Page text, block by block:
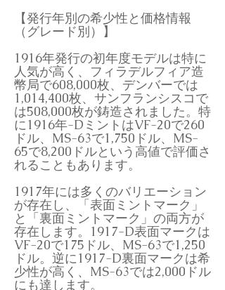
【発行年別の希少性と価格情報
（グレード別）】
1916年発行の初年度モデルは特に
人気が高く、フィラデルフィア造
幣局で608,000枚、デンバーでは
1,014,400枚、サンフランシスコで
は508,000枚が鋳造されました。特
に1916年-DミントはVF-20で260
ドル、MS-63で1,750ドル、MS-
65で8,200ドルという高値で評価さ
れることもあります。
1917年には多くのバリエーション
が存在し、「表面ミントマーク」
と「裏面ミントマーク」の両方が
存在します。1917-D表面マークは
VF-20で175ドル、MS-63で1,250
ドル。逆に1917-D裏面マークは希
少性が高く、MS-63では2,000ドル
にも達します。